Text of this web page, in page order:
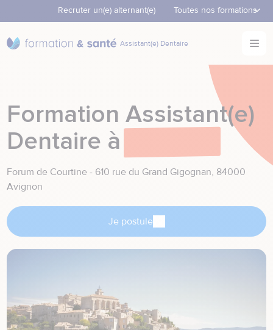
Accèder directement au contenu
Recruter un(e) alternant(e) Toutes nos formations
element.menu.open_menu
Nos formations
Retour à la page d'accueil
Assistant(e) Dentaire
Formation Assistant(e)
Dentaire à
Forum de Courtine - 610 rue du Grand Gigognan, 84000
Avignon
Je postule